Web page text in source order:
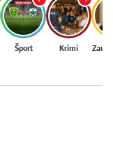
Šport Krimi